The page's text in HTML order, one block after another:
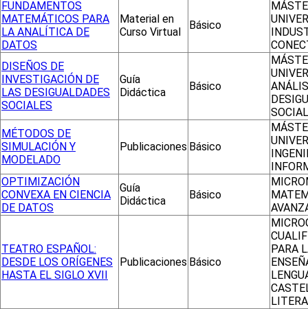
FUNDAMENTOS
MATEMÁTICOS PARA
LA ANALÍTICA DE
DATOS
Material en
Curso Virtual
Básico
DISEÑOS DE
INVESTIGACIÓN DE
LAS DESIGUALDADES
SOCIALES
Guía
Didáctica
Básico
MÉTODOS DE
SIMULACIÓN Y
MODELADO
Publicaciones Básico
OPTIMIZACIÓN
CONVEXA EN CIENCIA
DE DATOS
Guía
Didáctica
Básico
TEATRO ESPAÑOL:
DESDE LOS ORÍGENES
HASTA EL SIGLO XVII
Publicaciones Básico
PARA